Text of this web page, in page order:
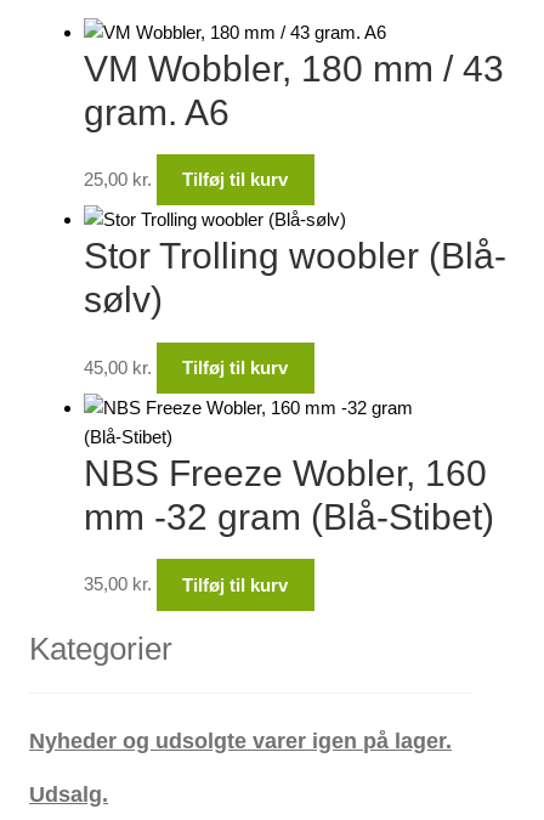
VM Wobbler, 180 mm / 43
gram. A6
25,00 kr. Tilføj til kurv
Stor Trolling woobler (Blå-
sølv)
45,00 kr. Tilføj til kurv
NBS Freeze Wobler, 160
mm -32 gram (Blå-Stibet)
35,00 kr. Tilføj til kurv
Kategorier
Nyheder og udsolgte varer igen på lager.
Udsalg.